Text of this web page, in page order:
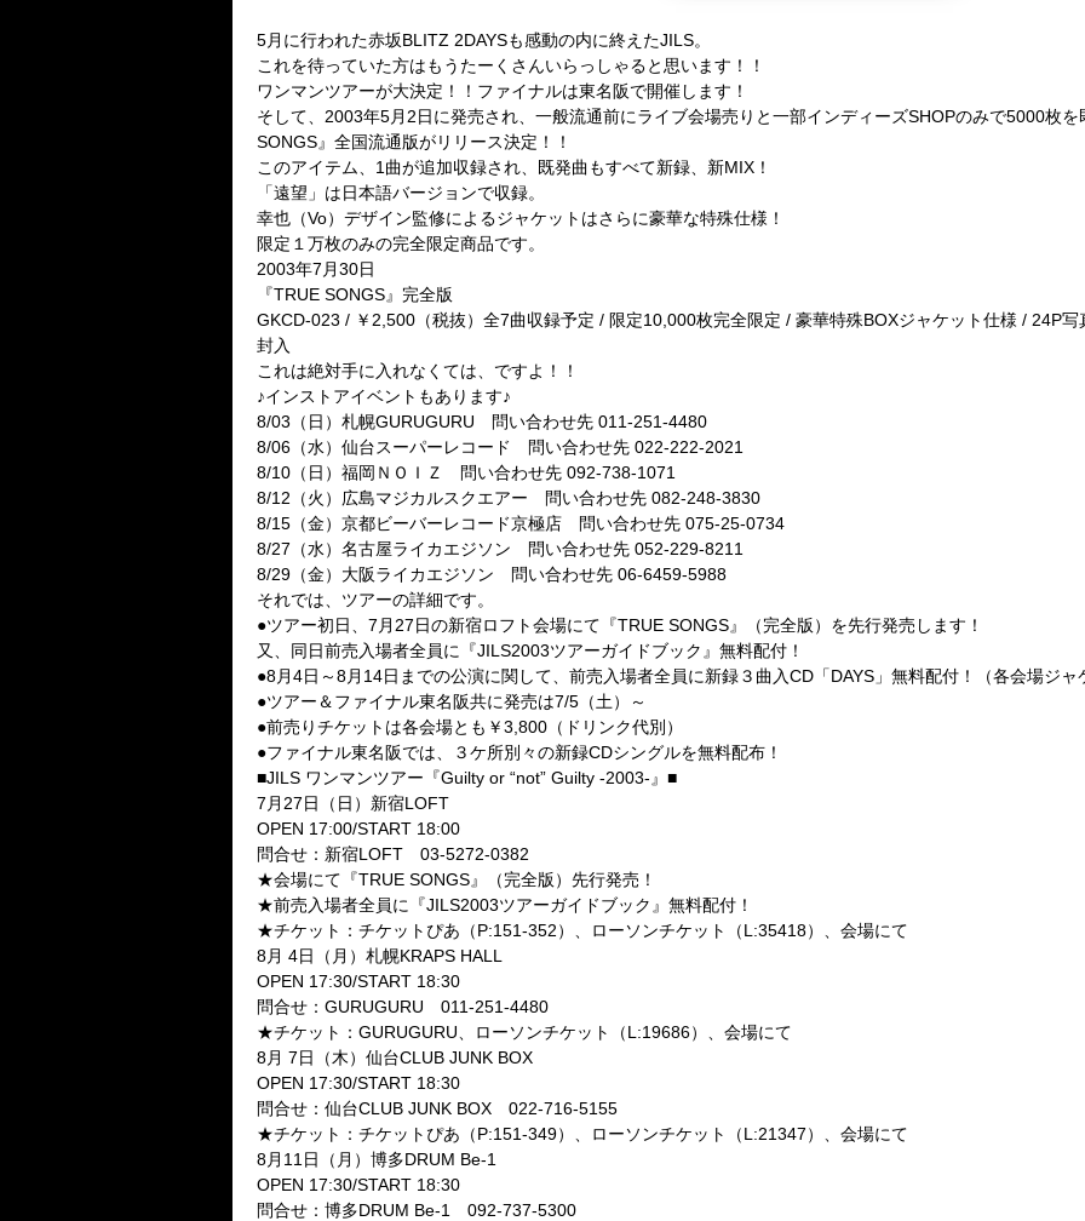
5月に行われた赤坂BLITZ 2DAYSも感動の内に終えたJILS。
これを待っていた方はもうたーくさんいらっしゃると思います！！
ワンマンツアーが大決定！！ファイナルは東名阪で開催します！
そして、2003年5月2日に発売され、一般流通前にライブ会場売りと一部インディーズSHOPのみで5000枚
SONGS』全国流通版がリリース決定！！
このアイテム、1曲が追加収録され、既発曲もすべて新録、新MIX！
「遠望」は日本語バージョンで収録。
幸也（Vo）デザイン監修によるジャケットはさらに豪華な特殊仕様！
限定１万枚のみの完全限定商品です。
2003年7月30日
『TRUE SONGS』完全版
GKCD-023 / ￥2,500（税抜）全7曲収録予定 / 限定10,000枚完全限定 / 豪華特殊BOXジャケット仕様 / 24P
封入
これは絶対手に入れなくては、ですよ！！
♪インストアイベントもあります♪
8/03（日）札幌GURUGURU 問い合わせ先 011-251-4480
8/06（水）仙台スーパーレコード 問い合わせ先 022-222-2021
8/10（日）福岡ＮＯＩＺ 問い合わせ先 092-738-1071
8/12（火）広島マジカルスクエアー 問い合わせ先 082-248-3830
8/15（金）京都ビーバーレコード京極店 問い合わせ先 075-25-0734
8/27（水）名古屋ライカエジソン 問い合わせ先 052-229-8211
8/29（金）大阪ライカエジソン 問い合わせ先 06-6459-5988
それでは、ツアーの詳細です。
●ツアー初日、7月27日の新宿ロフト会場にて『TRUE SONGS』（完全版）を先行発売します！
又、同日前売入場者全員に『JILS2003ツアーガイドブック』無料配付！
●8月4日～8月14日までの公演に関して、前売入場者全員に新録３曲入CD「DAYS」無料配付！（各会場ジャ
●ツアー＆ファイナル東名阪共に発売は7/5（土）～
●前売りチケットは各会場とも￥3,800（ドリンク代別）
●ファイナル東名阪では、３ケ所別々の新録CDシングルを無料配布！
■JILS ワンマンツアー『Guilty or “not” Guilty -2003-』■
7月27日（日）新宿LOFT
OPEN 17:00/START 18:00
問合せ：新宿LOFT 03-5272-0382
★会場にて『TRUE SONGS』（完全版）先行発売！
★前売入場者全員に『JILS2003ツアーガイドブック』無料配付！
★チケット：チケットぴあ（P:151-352）、ローソンチケット（L:35418）、会場にて
8月 4日（月）札幌KRAPS HALL
OPEN 17:30/START 18:30
問合せ：GURUGURU 011-251-4480
★チケット：GURUGURU、ローソンチケット（L:19686）、会場にて
8月 7日（木）仙台CLUB JUNK BOX
OPEN 17:30/START 18:30
問合せ：仙台CLUB JUNK BOX 022-716-5155
★チケット：チケットぴあ（P:151-349）、ローソンチケット（L:21347）、会場にて
8月11日（月）博多DRUM Be-1
OPEN 17:30/START 18:30
問合せ：博多DRUM Be-1 092-737-5300